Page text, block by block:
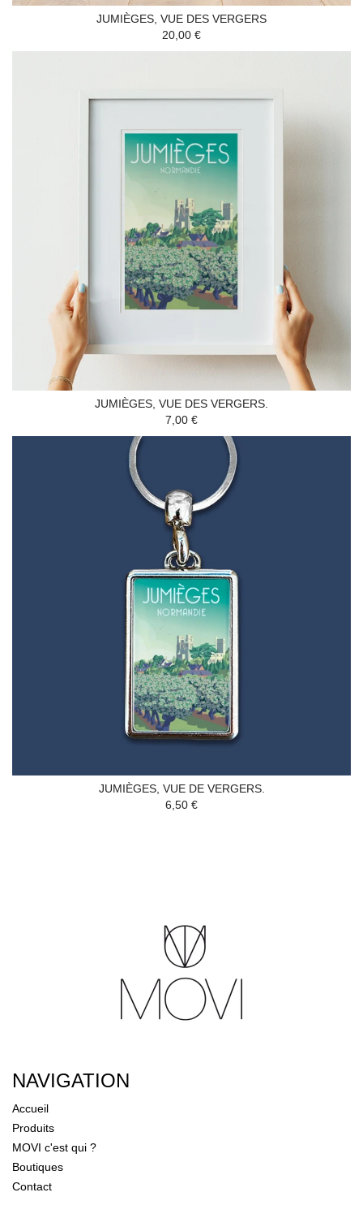
JUMIÈGES, VUE DES VERGERS
20,00 €
JUMIÈGES, VUE DES VERGERS.
7,00 €
JUMIÈGES, VUE DE VERGERS.
6,50 €
NAVIGATION
Accueil
Produits
MOVI c'est qui ?
Boutiques
Contact